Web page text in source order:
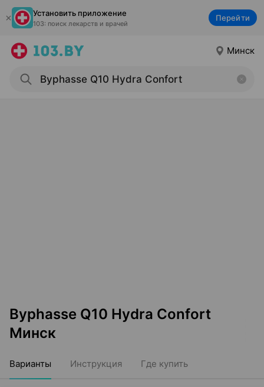
Установить приложение
103: поиск лекарств и врачей
Перейти
Минск
Byphasse Q10 Hydra Confort
Минск
Варианты Инструкция Где купить